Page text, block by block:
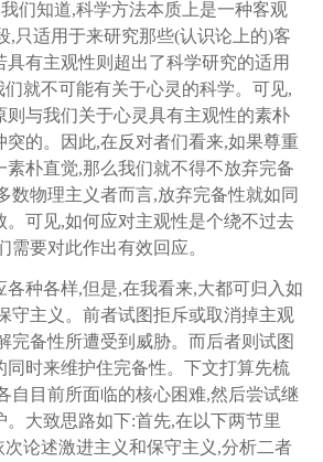
们知道,科学方法本质上是一种客观
,只适用于来研究那些(认识论上的)客
有主观性则超出了科学研究的适用
就不可能有关于心灵的科学。可见,
则与我们关于心灵具有主观性的素朴
突的。因此,在反对者们看来,如果尊重
素朴直觉,那么我们就不得不放弃完备
数物理主义者而言,放弃完备性就如同
。可见,如何应对主观性是个绕不过去
需要对此作出有效回应。
各种各样,但是,在我看来,大都可归入如
守主义。前者试图拒斥或取消掉主观
完备性所遭受到威胁。而后者则试图
同时来维护住完备性。下文打算先梳
自目前所面临的核心困难,然后尝试继
大致思路如下:首先,在以下两节里
论述激进主义和保守主义,分析二者